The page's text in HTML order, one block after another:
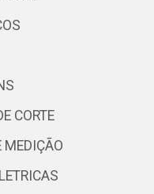
CORTE
MEDIÇÃO